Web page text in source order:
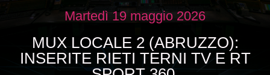
Martedì 19 maggio 2026
MUX LOCALE 2 (ABRUZZO):
INSERITE RIETI TERNI TV E RT